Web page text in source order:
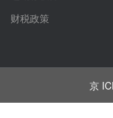
财税政策
京